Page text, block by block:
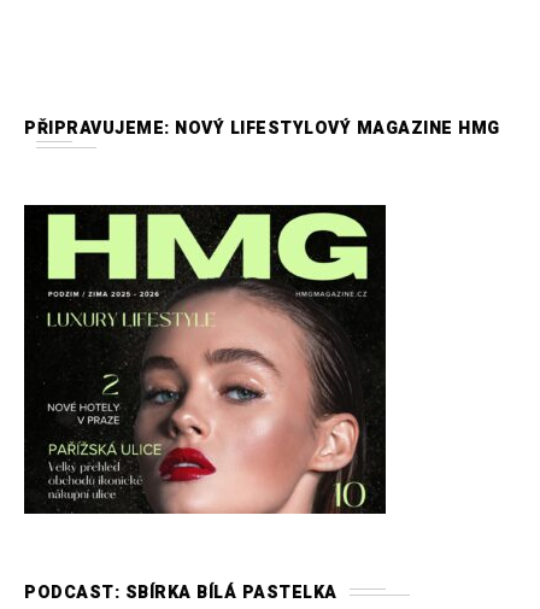
PŘIPRAVUJEME: NOVÝ LIFESTYLOVÝ MAGAZINE HMG
PODCAST: SBÍRKA BÍLÁ PASTELKA